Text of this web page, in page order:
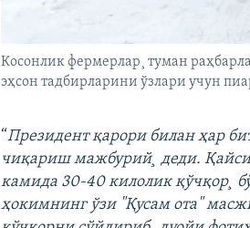
Косонлик фермерлар¸ туман
эҳсон тадбирларини ўзлари учун
“Президент қарори билан ҳар
чиқариш мажбурий¸ деди.
камида 30-40 килолик қўчқор¸
ҳокимнинг ўзи "Қусам ота"